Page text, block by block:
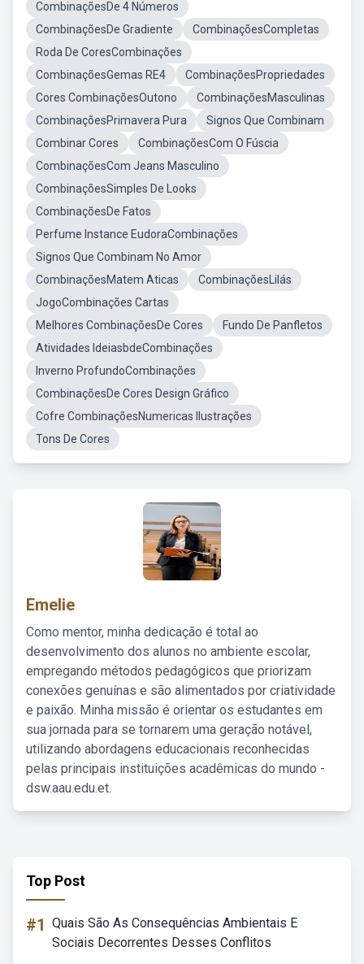
CombinaçõesDe 4 Números
CombinaçõesDe Gradiente
CombinaçõesCompletas
Roda De CoresCombinações
CombinaçõesGemas RE4
CombinaçõesPropriedades
Cores CombinaçõesOutono
CombinaçõesMasculinas
CombinaçõesPrimavera Pura
Signos Que Combinam
Combinar Cores
CombinaçõesCom O Fúscia
CombinaçõesCom Jeans Masculino
CombinaçõesSimples De Looks
CombinaçõesDe Fatos
Perfume Instance EudoraCombinações
Signos Que Combinam No Amor
CombinaçõesMatem Aticas
CombinaçõesLilás
JogoCombinações Cartas
Melhores CombinaçõesDe Cores
Fundo De Panfletos
Atividades IdeiasbdeCombinações
Inverno ProfundoCombinações
CombinaçõesDe Cores Design Gráfico
Cofre CombinaçõesNumericas Ilustrações
Tons De Cores
Emelie
Como mentor, minha dedicação é total ao
desenvolvimento dos alunos no ambiente escolar,
empregando métodos pedagógicos que priorizam
conexões genuínas e são alimentados por criatividade
e paixão. Minha missão é orientar os estudantes em
sua jornada para se tornarem uma geração notável,
utilizando abordagens educacionais reconhecidas
pelas principais instituições acadêmicas do mundo -
dsw.aau.edu.et.
Top Post
#1 Quais São As Consequências Ambientais E
Sociais Decorrentes Desses Conflitos